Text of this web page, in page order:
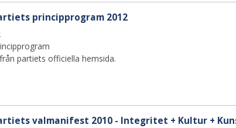
principprogram 2012
partiets officiella hemsida.
valmanifest 2010 - Integritet + Kultur +